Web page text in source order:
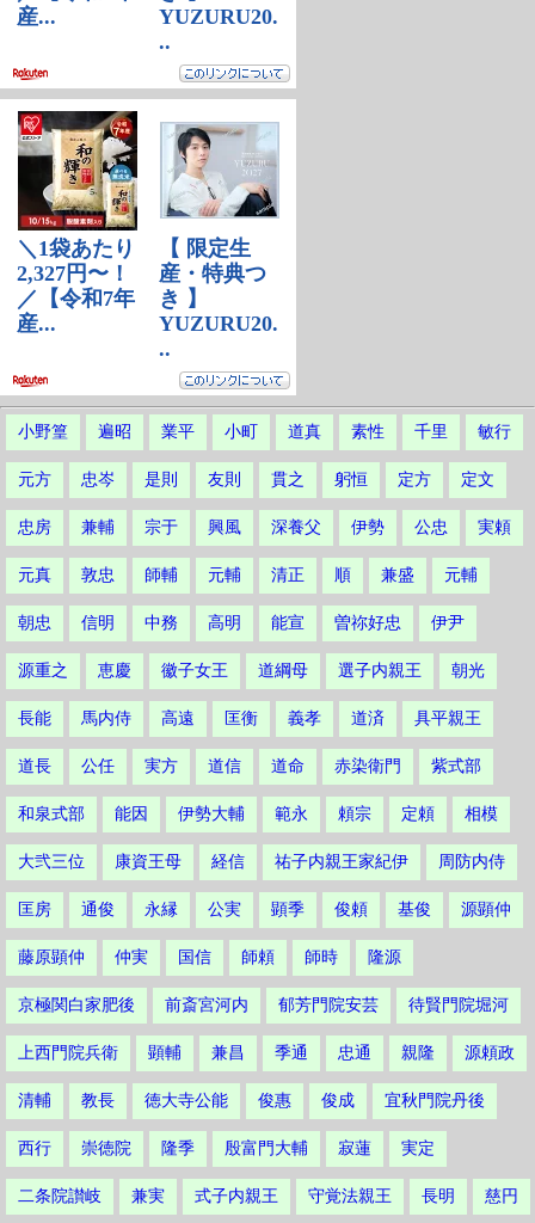
小野篁 遍昭 業平 小町 道真 素性 千里 敏行
元方 忠岑 是則 友則 貫之 躬恒 定方 定文
忠房 兼輔 宗于 興風 深養父 伊勢 公忠 実頼
元真 敦忠 師輔 元輔 清正 順 兼盛 元輔
朝忠 信明 中務 高明 能宣 曽祢好忠 伊尹
源重之 恵慶 徽子女王 道綱母 選子内親王 朝光
長能 馬内侍 高遠 匡衡 義孝 道済 具平親王
道長 公任 実方 道信 道命 赤染衛門 紫式部
和泉式部 能因 伊勢大輔 範永 頼宗 定頼 相模
大弐三位 康資王母 経信 祐子内親王家紀伊 周防内侍
匡房 通俊 永縁 公実 顕季 俊頼 基俊 源顕仲
藤原顕仲 仲実 国信 師頼 師時 隆源
京極関白家肥後 前斎宮河内 郁芳門院安芸 待賢門院堀河
上西門院兵衛 顕輔 兼昌 季通 忠通 親隆 源頼政
清輔 教長 徳大寺公能 俊惠 俊成 宜秋門院丹後
西行 崇徳院 隆季 殷富門大輔 寂蓮 実定
二条院讃岐 兼実 式子内親王 守覚法親王 長明 慈円